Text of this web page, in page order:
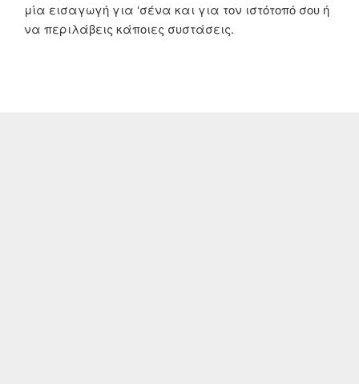
μία εισαγωγή για ‘σένα και για τον ιστότοπό σου ή
να περιλάβεις κάποιες συστάσεις.